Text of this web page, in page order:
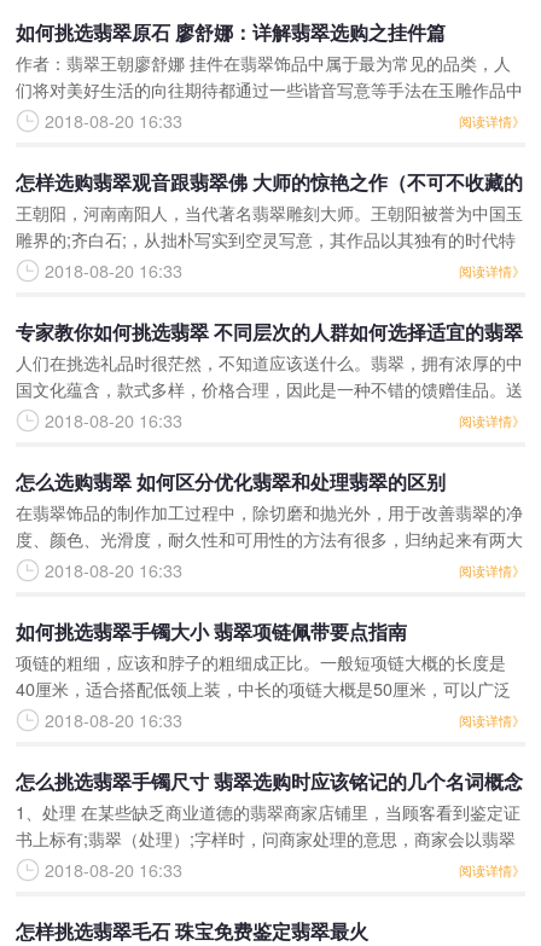
如何挑选翡翠原石 廖舒娜：详解翡翠选购之挂件篇
作者：翡翠王朝廖舒娜 挂件在翡翠饰品中属于最为常见的品类，人
们将对美好生活的向往期待都通过一些谐音写意等手法在玉雕作品中
表现出来，雕刻手法和题材表达都千变万化，导致很多消费者在挑选
2018-08-20 16:33 阅读详情》
怎样选购翡翠观音跟翡翠佛 大师的惊艳之作（不可不收藏的
稀世珍品）
王朝阳，河南南阳人，当代著名翡翠雕刻大师。王朝阳被誉为中国玉
雕界的;齐白石;，从拙朴写实到空灵写意，其作品以其独有的时代特
色，深受翡翠玉雕界推崇，是当代玉雕界公认的卓越人物，名符其实
2018-08-20 16:33 阅读详情》
专家教你如何挑选翡翠 不同层次的人群如何选择适宜的翡翠
礼品
人们在挑选礼品时很茫然，不知道应该送什么。翡翠，拥有浓厚的中
国文化蕴含，款式多样，价格合理，因此是一种不错的馈赠佳品。送
给小孩：可以选择价位在 5000 元以下的翡翠饰品。选择的品种有平
2018-08-20 16:33 阅读详情》
怎么选购翡翠 如何区分优化翡翠和处理翡翠的区别
在翡翠饰品的制作加工过程中，除切磨和抛光外，用于改善翡翠的净
度、颜色、光滑度，耐久性和可用性的方法有很多，归纳起来有两大
类;;翡翠的优化和处理。翡翠优化是指传统的，被人们广泛接受和认
2018-08-20 16:33 阅读详情》
如何挑选翡翠手镯大小 翡翠项链佩带要点指南
项链的粗细，应该和脖子的粗细成正比。一般短项链大概的长度是
40厘米，适合搭配低领上装，中长的项链大概是50厘米，可以广泛
使用。60厘米的项链适合女士使用在社交场合。选择链坠时要力求
2018-08-20 16:33 阅读详情》
怎么挑选翡翠手镯尺寸 翡翠选购时应该铭记的几个名词概念
1、处理 在某些缺乏商业道德的翡翠商家店铺里，当顾客看到鉴定证
书上标有;翡翠（处理）;字样时，问商家处理的意思，商家会以翡翠
在做成可以佩戴的翡翠饰品的过程中，经过切割、打磨、抛光、镶嵌
2018-08-20 16:33 阅读详情》
怎样挑选翡翠毛石 珠宝免费鉴定翡翠最火